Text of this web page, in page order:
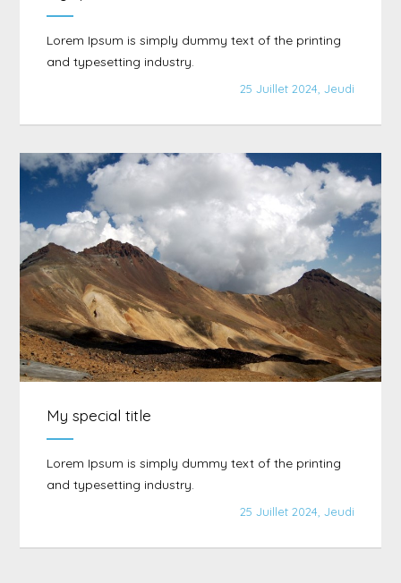
Lorem Ipsum is simply dummy text of the printing
and typesetting industry.
25 Juillet 2024, Jeudi
My special title
Lorem Ipsum is simply dummy text of the printing
and typesetting industry.
25 Juillet 2024, Jeudi